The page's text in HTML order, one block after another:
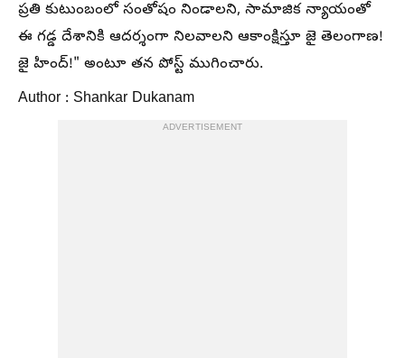
ప్రతి కుటుంబంలో సంతోషం నిండాలని, సామాజిక న్యాయంతో
ఈ గడ్డ దేశానికి ఆదర్శంగా నిలవాలని ఆకాంక్షిస్తూ జై తెలంగాణ!
జై హింద్!" అంటూ తన పోస్ట్ ముగించారు.
Author : Shankar Dukanam
ADVERTISEMENT